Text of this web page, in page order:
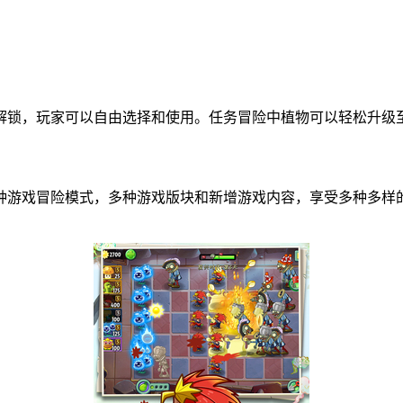
，玩家可以自由选择和使用。任务冒险中植物可以轻松升
戏冒险模式，多种游戏版块和新增游戏内容，享受多种多